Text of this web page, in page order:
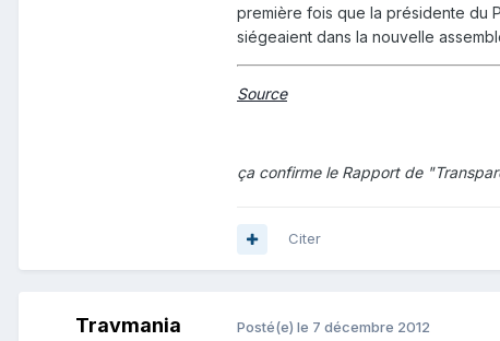
première fois que la présidente du
siégeaient dans la nouvelle
Source
ça confirme le Rapport de
Citer
Travmania Posté(e) le 7 décembre 2012